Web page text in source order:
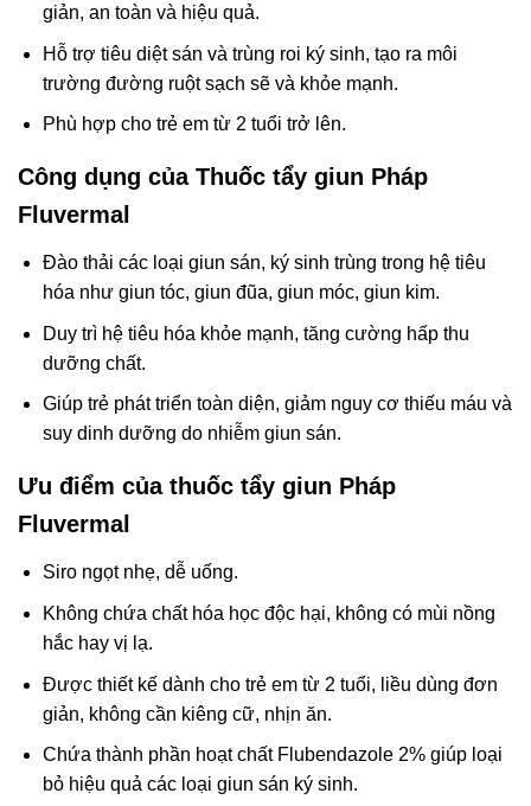
giản, an toàn và hiệu quả.
Hỗ trợ tiêu diệt sán và trùng roi ký sinh, tạo ra môi
trường đường ruột sạch sẽ và khỏe mạnh.
Phù hợp cho trẻ em từ 2 tuổi trở lên.
Công dụng của Thuốc tẩy giun Pháp
Fluvermal
Đào thải các loại giun sán, ký sinh trùng trong hệ tiêu
hóa như giun tóc, giun đũa, giun móc, giun kim.
Duy trì hệ tiêu hóa khỏe mạnh, tăng cường hấp thu
dưỡng chất.
Giúp trẻ phát triển toàn diện, giảm nguy cơ thiếu máu và
suy dinh dưỡng do nhiễm giun sán.
Ưu điểm của thuốc tẩy giun Pháp
Fluvermal
Siro ngọt nhẹ, dễ uống.
Không chứa chất hóa học độc hại, không có mùi nồng
hắc hay vị lạ.
Được thiết kế dành cho trẻ em từ 2 tuổi, liều dùng đơn
giản, không cần kiêng cữ, nhịn ăn.
Chứa thành phần hoạt chất Flubendazole 2% giúp loại
bỏ hiệu quả các loại giun sán ký sinh.